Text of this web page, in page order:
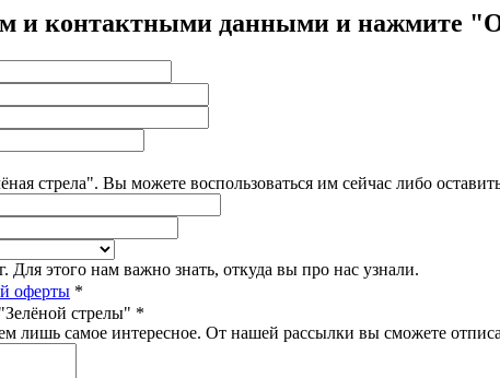
и контактными данными и нажмите
стрела". Вы можете воспользоваться им сейчас либо
этого нам важно знать, откуда вы про нас узнали.
оферты *
стрелы" *
самое интересное. От нашей рассылки вы сможете